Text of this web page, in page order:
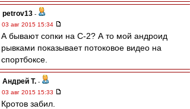
petrov13 -
03 авг 2015 15:34
А бывают сопки на С-2? А то мой андроид
рывками показывает потоковое видео на
спортбоксе.
Андрей Т. -
03 авг 2015 15:33
Кротов забил.